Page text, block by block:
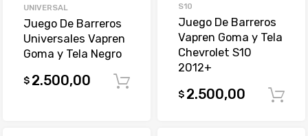
UNIVERSAL
Juego De Barreros
Universales Vapren
Goma y Tela Negro
$ 2.500,00
S10
Juego De Barreros
Vapren Goma y Tela
Chevrolet S10
2012+
$ 2.500,00